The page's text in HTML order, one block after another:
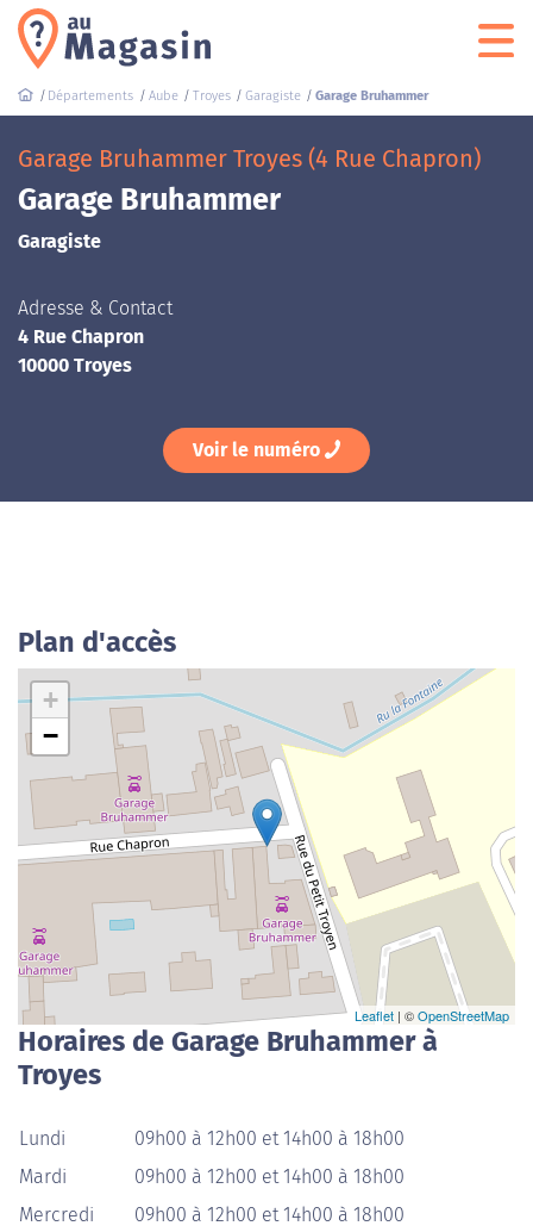
Départements Aube Troyes Garagiste Garage Bruhammer
Garage Bruhammer Troyes (4 Rue Chapron)
Garage Bruhammer
Garagiste
Adresse & Contact
4 Rue Chapron
10000 Troyes
Voir le numéro
Plan d'accès
+
−
Leaflet | ©OpenStreetMap
Horaires de Garage Bruhammer à
Troyes
Lundi
09h00 à 12h00 et 14h00 à 18h00
Mardi
09h00 à 12h00 et 14h00 à 18h00
Mercredi
09h00 à 12h00 et 14h00 à 18h00